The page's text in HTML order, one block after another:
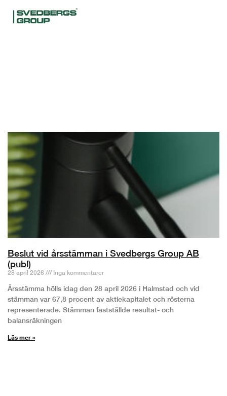
Beslut vid årsstämman i Svedbergs Group AB
(publ)
28 april 2026 Inga kommentarer
Årsstämma hölls idag den 28 april 2026 i Halmstad och vid
stämman var 67,8 procent av aktiekapitalet och rösterna
representerade. Stämman fastställde resultat- och
balansräkningen
Läs mer »